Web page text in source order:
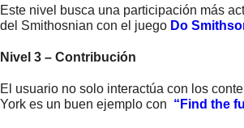
Este nivel busca una participación más
del Smithosnian con el juego Do
Nivel 3 – Contribución
El usuario no solo interactúa con los
York es un buen ejemplo con “Find the